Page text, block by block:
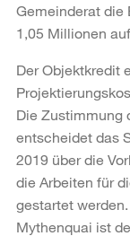
Gemeinderat die
1,05 Millionen
Der Objektkredit
Die Zustimmung
entscheidet das
2019 über die
die Arbeiten für
gestartet
Mythenquai ist